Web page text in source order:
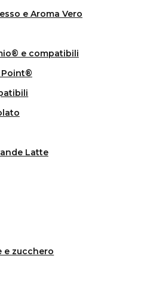
e Aroma Vero
e compatibili
Point®
Latte
e zucchero